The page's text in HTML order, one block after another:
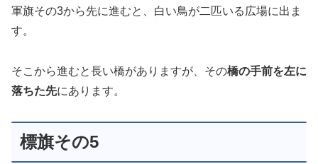
軍旗その3から先に進むと、白い鳥が二匹いる広場に出ま
す。
そこから進むと長い橋がありますが、その橋の手前を左に
落ちた先にあります。
標旗その5